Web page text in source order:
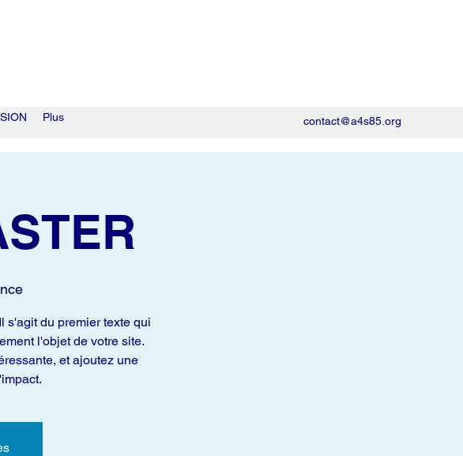
Plus contact@a4s85.org
s'agit du premier texte qui
l'objet de votre site.
et ajoutez une